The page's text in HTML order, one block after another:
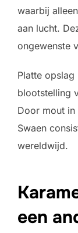
waarbij
aan lucht.
ongewenste
Platte
blootstelling
Door mout in
Swaen
wereldwijd.
een